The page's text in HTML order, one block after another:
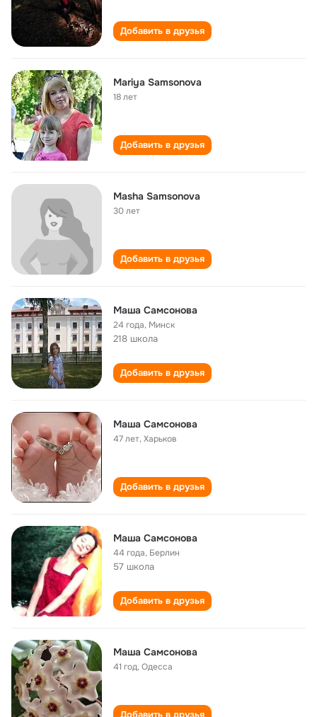
Добавить в друзья
Mariya Samsonova
18 лет
Добавить в друзья
Masha Samsonova
30 лет
Добавить в друзья
Маша Самсонова
24 года, Минск
218 школа
Добавить в друзья
Маша Самсонова
47 лет,Харьков
Добавить в друзья
Маша Самсонова
44 года, Берлин
57 школа
Добавить в друзья
Маша Самсонова
41 год,Одесса
Добавить в друзья